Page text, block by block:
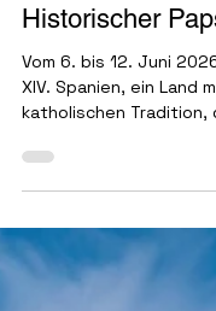
J.P.
29. Juli
1 Min.
Historischer
Vom 6. bis 12. Juni
XIV. Spanien, ein Land
tiefen
geprägt ist. Während
weitgehend
Regionen des
Inseln dem